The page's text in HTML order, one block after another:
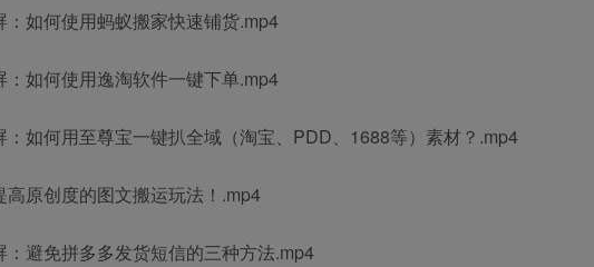
：如何使用蚂蚁搬家快速铺货.mp4
：如何使用逸淘软件一键下单.mp4
：如何用至尊宝一键扒全域（淘宝、PDD、1688等）素材？.mp4
高原创度的图文搬运玩法！.mp4
：避免拼多多发货短信的三种方法.mp4